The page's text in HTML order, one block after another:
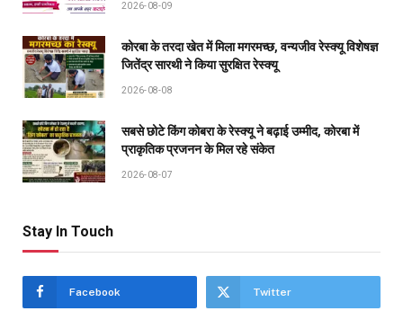
2026-08-09
कोरबा के तरदा खेत में मिला मगरमच्छ, वन्यजीव रेस्क्यू विशेषज्ञ
जितेंद्र सारथी ने किया सुरक्षित रेस्क्यू
2026-08-08
सबसे छोटे किंग कोबरा के रेस्क्यू ने बढ़ाई उम्मीद, कोरबा में
प्राकृतिक प्रजनन के मिल रहे संकेत
2026-08-07
Stay In Touch
Facebook Twitter